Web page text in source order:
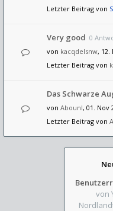
Letzter Beitrag von
Very good 0
von kacqdelsnw, 12.
Letzter Beitrag von
Das Schwarze
von AbounI, 01. Nov
Letzter Beitrag von
von